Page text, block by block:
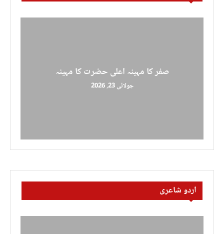
صفر کا مہینہ اعلی حضرت کا مہینہ
جولائی 23, 2026
اردو شاعری